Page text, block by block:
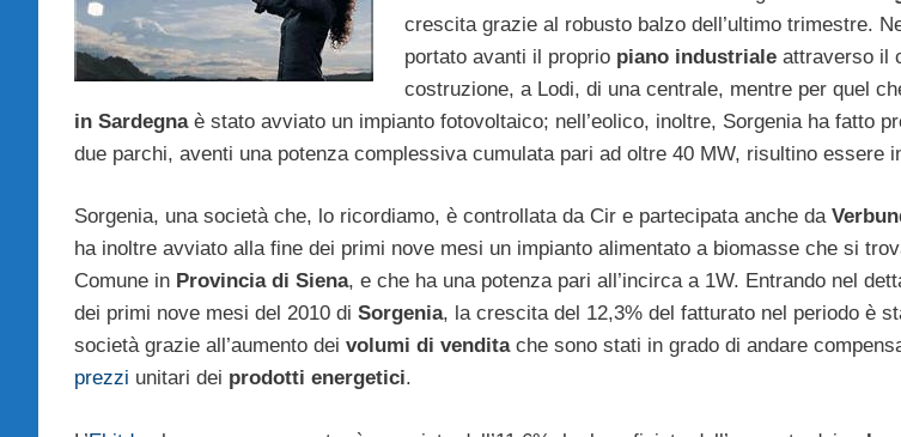
crescita grazie al robusto balzo dell’ultimo trimestre.
portato avanti il proprio piano industrialeattraverso il
costruzione, a Lodi, di una centrale, mentre per quel
in Sardegnaè stato avviato un impianto fotovoltaico; nell’eolico, inoltre, Sorgenia ha fatto
due parchi, aventi una potenza complessiva cumulata pari ad oltre 40 MW, risultino essere
Sorgenia, una società che, lo ricordiamo, è controllata da Cir e partecipata anche da
ha inoltre avviato alla fine dei primi nove mesi un impianto alimentato a biomasse che si
Comune in Provincia di Siena, e che ha una potenza pari all’incirca a 1W. Entrando nel
dei primi nove mesi del 2010 di Sorgenia, la crescita del 12,3% del fatturato nel periodo è
società grazie all’aumento dei volumi di venditache sono stati in grado di andare
prezzi unitari dei prodotti energetici.